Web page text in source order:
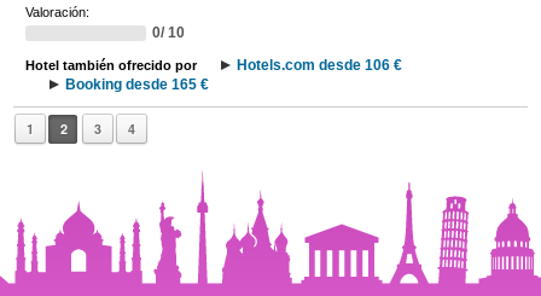
Valoración:
0/ 10
Hotel también ofrecido por
Hotels.com desde 106 €
Booking desde 165 €
1 2 3 4